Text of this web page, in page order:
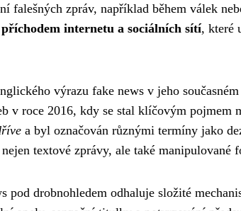
falešných zpráv, například během válek
příchodem internetu a sociálních sítí, které
výrazu fake news v jeho
v roce 2016, kdy se stal klíčovým pojmem
a byl označován různými termíny jako
textové zprávy, ale také
pod drobnohledem odhaluje složité